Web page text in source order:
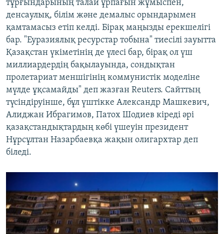
тұрғындарының талай ұрпағын жұмыспен,
денсаулық, білім және демалыс орындарымен
қамтамасыз етіп келді. Бірақ маңызды ерекшелігі
бар. "Еуразиялық ресурстар тобына" тиесілі зауытта
Қазақстан үкіметінің де үлесі бар, бірақ ол үш
миллиардердің бақылауында, сондықтан
пролетариат меншігінің коммунистік моделіне
мүлде ұқсамайды" деп жазған Reuters. Сайттың
түсіндіруінше, бұл үштікке Александр Машкевич,
Алиджан Ибрагимов, Патох Шодиев кіреді әрі
қазақстандықтардың көбі үшеуін президент
Нұрсұлтан Назарбаевқа жақын олигархтар деп
біледі.